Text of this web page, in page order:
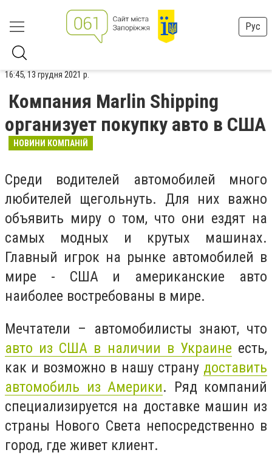
Рус
16:45, 13 грудня 2021 р.
Компания Marlin Shipping
организует покупку авто в США
НОВИНИ КОМПАНІЙ
Среди водителей автомобилей много
любителей щегольнуть. Для них важно
объявить миру о том, что они ездят на
самых модных и крутых машинах.
Главный игрок на рынке автомобилей в
мире - США и американские авто
наиболее востребованы в мире.
Мечтатели – автомобилисты знают, что
авто из США в наличии в Украине есть,
как и возможно в нашу страну доставить
автомобиль из Америки. Ряд компаний
специализируется на доставке машин из
страны Нового Света непосредственно в
город, где живет клиент.